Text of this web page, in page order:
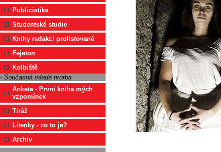
Publicistika
Studentské studie
Knihy redakcí prolistované
Fejeton
Kolbiště
- Současná mladá tvorba
Anketa - První kniha mých
vzpomínek
Tiráž
Litenky - co to je?
Archiv